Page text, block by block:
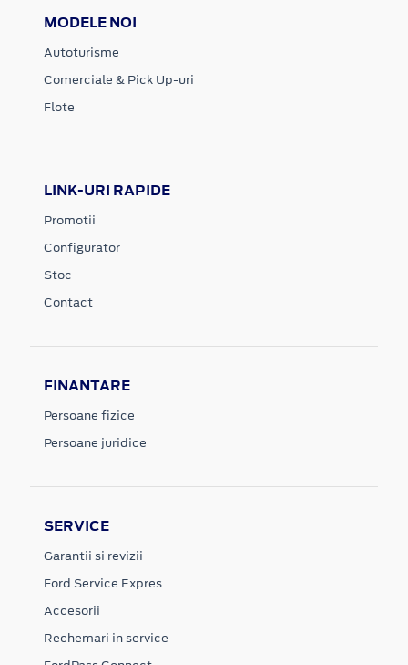
MODELE NOI
Autoturisme
Comerciale & Pick Up-uri
Flote
LINK-URI RAPIDE
Promotii
Configurator
Stoc
Contact
FINANTARE
Persoane fizice
Persoane juridice
SERVICE
Garantii si revizii
Ford Service Expres
Accesorii
Rechemari in service